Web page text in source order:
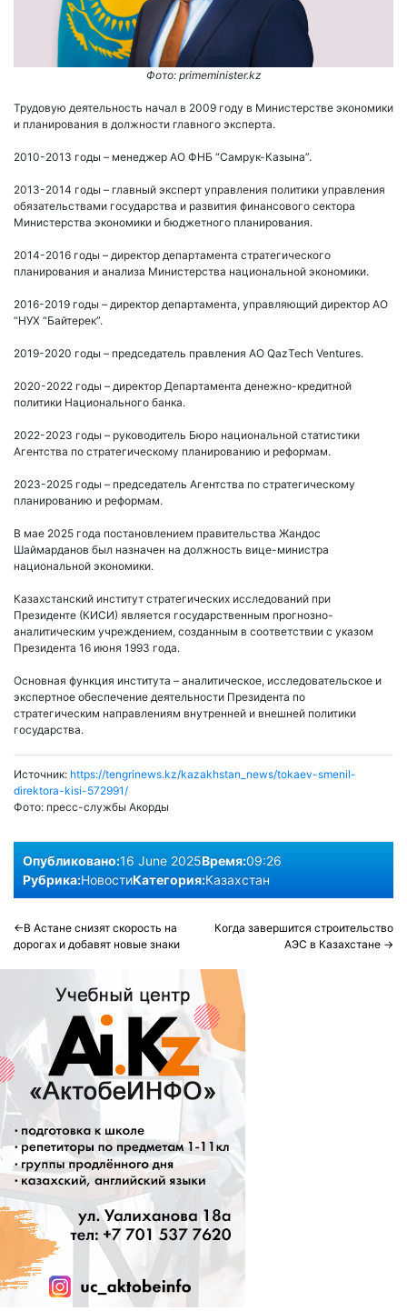
Фото: primeminister.kz
Трудовую деятельность начал в 2009 году в Министерстве экономики
и планирования в должности главного эксперта.
2010-2013 годы – менеджер АО ФНБ “Самрук-Казына”.
2013-2014 годы – главный эксперт управления политики управления
обязательствами государства и развития финансового сектора
Министерства экономики и бюджетного планирования.
2014-2016 годы – директор департамента стратегического
планирования и анализа Министерства национальной экономики.
2016-2019 годы – директор департамента, управляющий директор АО
“НУХ “Байтерек”.
2019-2020 годы – председатель правления АО QazTech Ventures.
2020-2022 годы – директор Департамента денежно-кредитной
политики Национального банка.
2022-2023 годы – руководитель Бюро национальной статистики
Агентства по стратегическому планированию и реформам.
2023-2025 годы – председатель Агентства по стратегическому
планированию и реформам.
В мае 2025 года постановлением правительства Жандос
Шаймарданов был назначен на должность вице-министра
национальной экономики.
Казахстанский институт стратегических исследований при
Президенте (КИСИ) является государственным прогнозно-
аналитическим учреждением, созданным в соответствии с указом
Президента 16 июня 1993 года.
Основная функция института – аналитическое, исследовательское и
экспертное обеспечение деятельности Президента по
стратегическим направлениям внутренней и внешней политики
государства.
Источник: https://tengrinews.kz/kazakhstan_news/tokaev-smenil-
direktora-kisi-572991/
Фото: пресс-службы Акорды
Опубликовано:16 June 2025Время:09:26
Рубрика:НовостиКатегория:Казахстан
Post
navigation
В Астане снизят скорость на
дорогах и добавят новые знаки
Когда завершится строительство
АЭС в Казахстане